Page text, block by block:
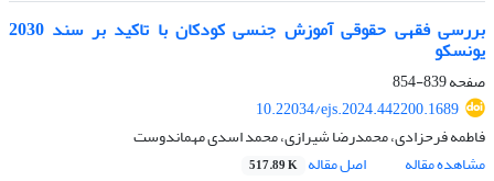
بررسی فقهی حقوقی آموزش جنسی کودکان با تاکید بر سند 2030
یونسکو
صفحه839-854
10.22034/ejs.2024.442200.1689
فاطمه فرحزادی، محمدرضا شیرازی، محمد اسدی مهماندوست
مشاهده مقاله
اصل مقاله 517.89 K